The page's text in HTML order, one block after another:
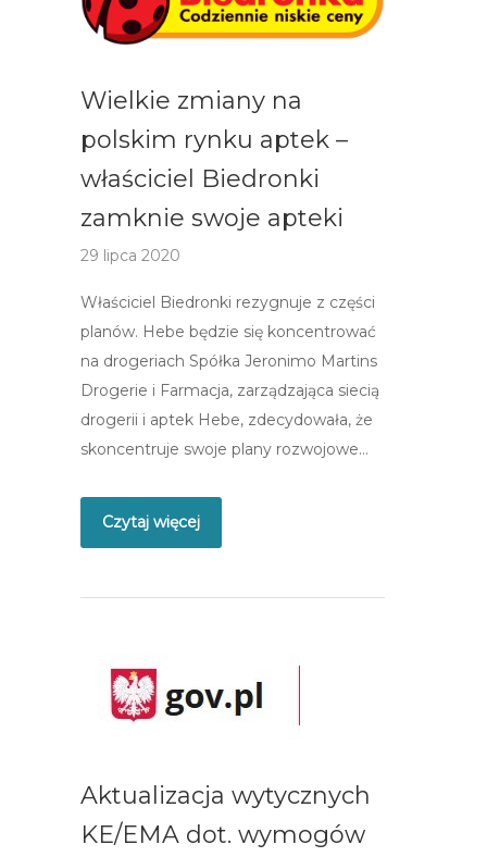
Wielkie zmiany na
polskim rynku aptek –
właściciel Biedronki
zamknie swoje apteki
29 lipca 2020
Właściciel Biedronki rezygnuje z części
planów. ​Hebe będzie się koncentrować
na drogeriach Spółka Jeronimo Martins
Drogerie i Farmacja, zarządzająca siecią
drogerii i aptek Hebe, zdecydowała, że
skoncentruje swoje plany rozwojowe…
Czytaj więcej
Aktualizacja wytycznych
KE/EMA dot. wymogów